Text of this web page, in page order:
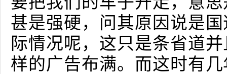
甚是强硬，问其原因说是
际情况呢，这只是条省道
样的广告布满。而这时有